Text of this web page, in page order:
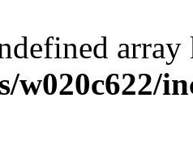
w020c622/